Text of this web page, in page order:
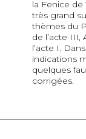
la Fenice
très grand
thèmes du
de l’acte III,
l’acte I.
indications
quelques
corrigées.